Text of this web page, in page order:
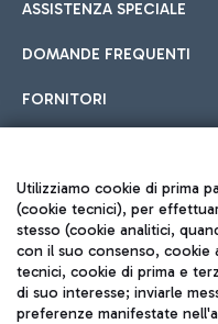
ASSISTENZA SPECIALE
DOMANDE FREQUENTI
FORNITORI
Seguici sui social
Utilizziamo cookie di prima
(cookie tecnici), per
stesso (cookie analitici,
con il suo consenso, cookie
tecnici, cookie di prima e
di suo interesse; inviarle
preferenze manifestate